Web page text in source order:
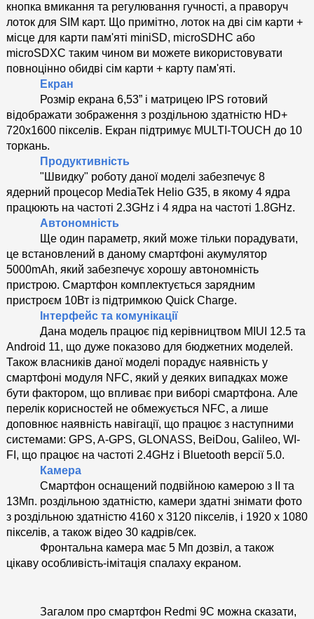
кнопка вмикання та регулювання гучності, а праворуч
лоток для SIM карт. Що примітно, лоток на дві сім карти +
місце для карти пам'яті miniSD, microSDHC або
microSDXC таким чином ви можете використовувати
повноцінно обидві сім карти + карту пам'яті.
Екран
Розмір екрана 6,53” і матрицею IPS готовий
відображати зображення з роздільною здатністю HD+
720x1600 пікселів. Екран підтримує MULTI-TOUCH до 10
торкань.
Продуктивність
"Швидку" роботу даної моделі забезпечує 8
ядерний процесор MediaTek Helio G35, в якому 4 ядра
працюють на частоті 2.3GHz і 4 ядра на частоті 1.8GHz.
Автономність
Ще один параметр, який може тільки порадувати,
це встановлений в даному смартфоні акумулятор
5000mAh, який забезпечує хорошу автономність
пристрою. Смартфон комплектується зарядним
пристроєм 10Вт із підтримкою Quick Charge.
Інтерфейс та комунікації
Дана модель працює під керівництвом MIUI 12.5 та
Android 11, що дуже показово для бюджетних моделей.
Також власників даної моделі порадує наявність у
смартфоні модуля NFC, який у деяких випадках може
бути фактором, що впливає при виборі смартфона. Але
перелік корисностей не обмежується NFC, а лише
доповнює наявність навігації, що працює з наступними
системами: GPS, A-GPS, GLONASS, BeiDou, Galileo, WI-
FI, що працює на частоті 2.4GHz і Bluetooth версії 5.0.
Камера
Смартфон оснащений подвійною камерою з ІІ та
13Мп. роздільною здатністю, камери здатні знімати фото
з роздільною здатністю 4160 x 3120 пікселів, і 1920 x 1080
пікселів, а також відео 30 кадрів/сек.
Фронтальна камера має 5 Мп дозвіл, а також
цікаву особливість-імітація спалаху екраном.
Загалом про смартфон Redmi 9C можна сказати,